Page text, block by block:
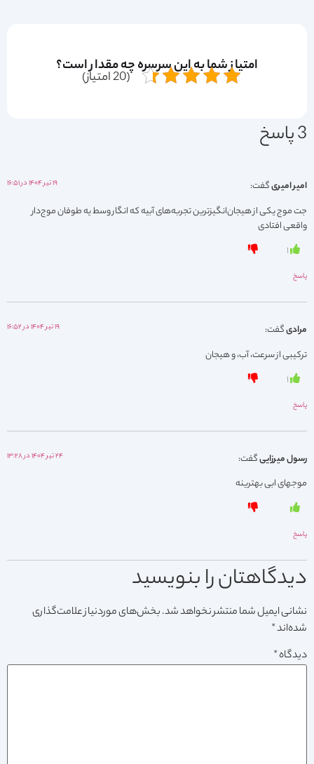
امتیاز شما به این سرسره چه مقدار است؟
(20 امتیاز)
3 پاسخ
امیر امیریگفت: ۱۹ تیر ۱۴۰۴ در ۱۶:۵۱
جت موج یکی از هیجان‌انگیزترین تجربه‌های آبیه که انگار وسط یه طوفان موج‌دار
واقعی افتادی
۱
پاسخ
مرادیگفت: ۱۹ تیر ۱۴۰۴ در ۱۶:۵۲
ترکیبی از سرعت، آب، و هیجان
۱
پاسخ
رسول میرزاییگفت: ۲۴ تیر ۱۴۰۴ در ۱۳:۲۸
موجهای ابی بهترینه
پاسخ
دیدگاهتان را بنویسید
نشانی ایمیل شما منتشر نخواهد شد.بخش‌های موردنیاز علامت‌گذاری
شده‌اند*
دیدگاه*